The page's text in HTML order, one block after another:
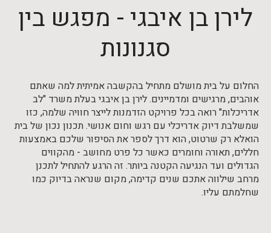
לירן בן איבגי - מפגש בין
סגנונות
החלום על בית מושלם מתחיל בהקשבה אמיתית למה שאתם
אוהבים, מרגישים ומדמיינים. לירן בן איבגי בעלת משרד "לב
אדריכלות" רואה בכל פרויקט הזדמנות לייצר חוויה שלמה, כזו
שמשלבת דיוק אדריכלי עם רגש וחום אנושי. תכנון נכון של בית
הואלא רק שרטוט, הוא דרך לספר את הסיפור שלכם באמצעות
חללים, תאורה וחומרים כאשר כל פרט מחושב - מהקווים
הגדולים ועד הנגיעה הקטנה ביותר. זה הרגע להתחיל לתכנן
מרחב שילווה אתכם שנים קדימה, מקום שנראה בדיוק כמו
שחלמתם עליו.